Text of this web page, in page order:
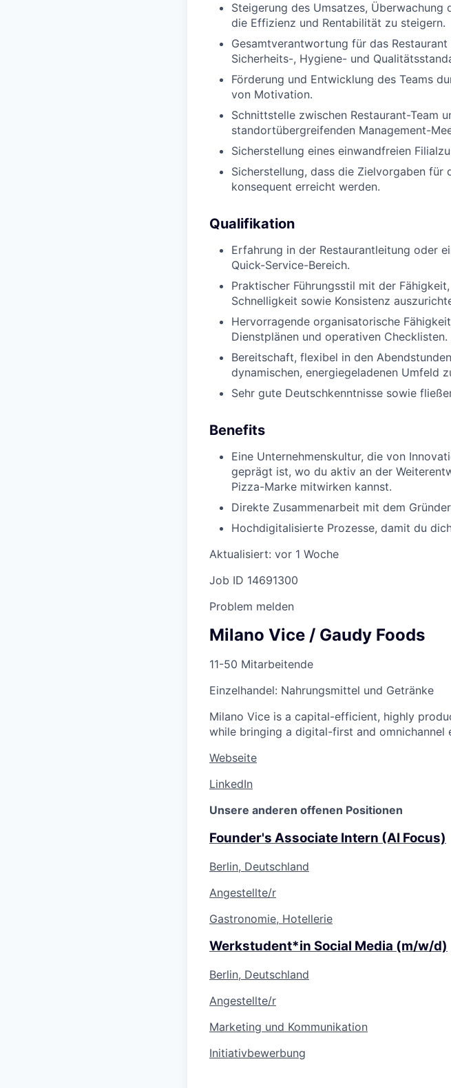
Steigerung des Umsatzes, Überwachung
die Effizienz und Rentabilität zu steigern.
Gesamtverantwortung für das
Sicherheits-, Hygiene- und
Förderung und Entwicklung des Teams
von Motivation.
Schnittstelle zwischen Restaurant-Team
standortübergreifenden Management-
Sicherstellung eines einwandfreien
Sicherstellung, dass die Zielvorgaben für
konsequent erreicht werden.
Qualifikation
Erfahrung in der Restaurantleitung oder
Quick-Service-Bereich.
Praktischer Führungsstil mit der
Schnelligkeit sowie Konsistenz
Hervorragende organisatorische
Dienstplänen und operativen Checklisten.
Bereitschaft, flexibel in den
dynamischen, energiegeladenen Umfeld
Sehr gute Deutschkenntnisse sowie
Benefits
Eine Unternehmenskultur, die von
geprägt ist, wo du aktiv an der
Pizza-Marke mitwirken kannst.
Direkte Zusammenarbeit mit dem
Hochdigitalisierte Prozesse, damit du
Aktualisiert: vor 1 Woche
Job ID 14691300
Problem melden
Milano Vice / Gaudy Foods
11-50 Mitarbeitende
Einzelhandel: Nahrungsmittel und Getränke
Milano Vice is a capital-efficient, highly
while bringing a digital-first and omnichannel
Webseite
LinkedIn
Unsere anderen offenen Positionen
Founder's Associate Intern (AI Focus)
Berlin, Deutschland
Angestellte/r
Gastronomie, Hotellerie
Werkstudent*in Social Media (m/w/d)
Berlin, Deutschland
Angestellte/r
Marketing und Kommunikation
Initiativbewerbung